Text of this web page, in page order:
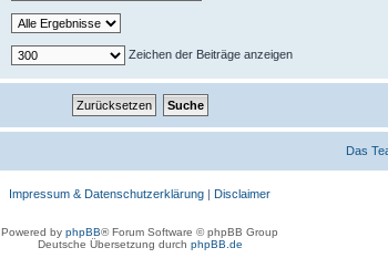
Zeichen der Beiträge anzeigen
Das
Impressum & Datenschutzerklärung | Disclaimer
Powered by phpBB® Forum Software © phpBB Group
Deutsche Übersetzung durch phpBB.de